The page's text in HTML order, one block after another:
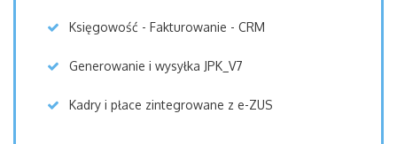
Księgowość - Fakturowanie - CRM
Generowanie i wysyłka JPK_V7
Kadry i płace zintegrowane z e-ZUS